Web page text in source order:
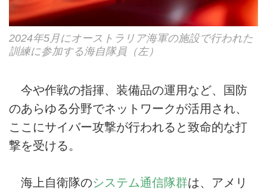
2024年5月にオーストラリア海軍の施設で行われた
訓練に参加する海自隊員（左）
今や作戦の指揮、装備品の運用など、国防
のあらゆる分野でネットワークが活用され、
ここにサイバー攻撃が行われると致命的な打
撃を受ける。
海上自衛隊のシステム通信隊群は、アメリ